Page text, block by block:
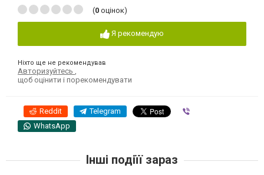
(0 оцінок)
Я рекомендую
Ніхто ще не рекомендував
Авторизуйтесь
щоб оцінити і порекомендувати
Reddit Telegram
WhatsApp
Інші подіїї зараз